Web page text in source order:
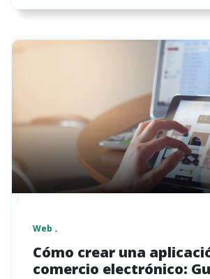
Web
Cómo crear una
comercio electrónico: